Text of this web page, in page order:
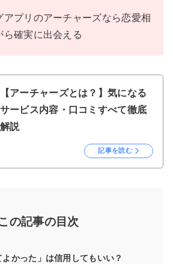
アプリのアーチャーズなら恋愛相
確実に出会える
【アーチャーズとは？】気になる
サービス内容・口コミすべて徹底
解説
記事を読む
の記事の目次
よかった」は信用してもいい？